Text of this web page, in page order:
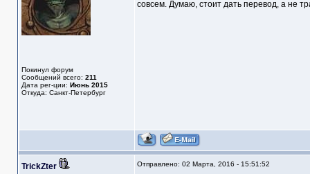
Покинул форум
Сообщений всего: 211
Дата рег-ции: Июнь 2015
Откуда: Санкт-Петербург
совсем. Думаю, стоит дать перевод, а не
TrickZter Отправлено: 02 Марта, 2016 - 15:51:52